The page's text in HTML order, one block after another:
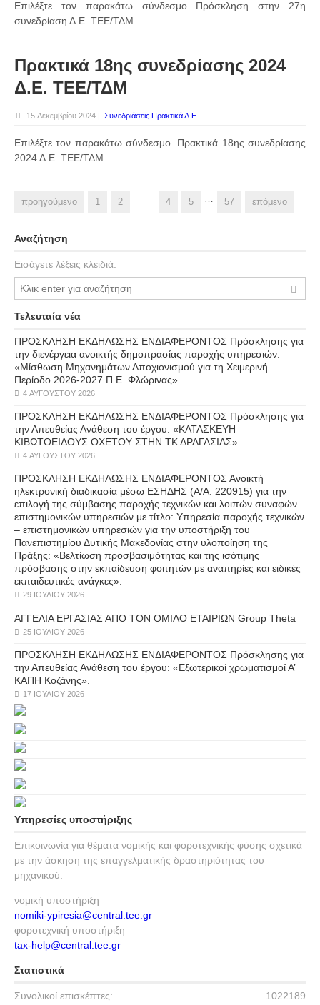
Επιλέξτε τον παρακάτω σύνδεσμο Πρόσκληση στην 27η
συνεδρίαση Δ.Ε. ΤΕΕ/ΤΔΜ
Πρακτικά 18ης συνεδρίασης 2024
Δ.Ε. ΤΕΕ/ΤΔΜ
15 Δεκεμβρίου 2024 | Συνεδριάσεις Πρακτικά Δ.Ε.
Επιλέξτε τον παρακάτω σύνδεσμο. Πρακτικά 18ης συνεδρίασης
2024 Δ.Ε. ΤΕΕ/ΤΔΜ
προηγούμενο 1 2 4 5 57 επόμενο
Αναζήτηση
Εισάγετε λέξεις κλειδιά:
Τελευταία νέα
ΠΡΟΣΚΛΗΣΗ ΕΚΔΗΛΩΣΗΣ ΕΝΔΙΑΦΕΡΟΝΤΟΣ Πρόσκλησης για
την διενέργεια ανοικτής δημοπρασίας παροχής υπηρεσιών:
«Μίσθωση Μηχανημάτων Αποχιονισμού για τη Χειμερινή
Περίοδο 2026-2027 Π.Ε. Φλώρινας».
4 ΑΥΓΟΎΣΤΟΥ 2026
ΠΡΟΣΚΛΗΣΗ ΕΚΔΗΛΩΣΗΣ ΕΝΔΙΑΦΕΡΟΝΤΟΣ Πρόσκλησης για
την Απευθείας Ανάθεση του έργου: «ΚΑΤΑΣΚΕΥΗ
ΚΙΒΩΤΟΕΙΔΟΥΣ ΟΧΕΤΟΥ ΣΤΗΝ ΤΚ ΔΡΑΓΑΣΙΑΣ».
4 ΑΥΓΟΎΣΤΟΥ 2026
ΠΡΟΣΚΛΗΣΗ ΕΚΔΗΛΩΣΗΣ ΕΝΔΙΑΦΕΡΟΝΤΟΣ Ανοικτή
ηλεκτρονική διαδικασία μέσω ΕΣΗΔΗΣ (Α/Α: 220915) για την
επιλογή της σύμβασης παροχής τεχνικών και λοιπών συναφών
επιστημονικών υπηρεσιών με τίτλο: Υπηρεσία παροχής τεχνικών
– επιστημονικών υπηρεσιών για την υποστήριξη του
Πανεπιστημίου Δυτικής Μακεδονίας στην υλοποίηση της
Πράξης: «Βελτίωση προσβασιμότητας και της ισότιμης
πρόσβασης στην εκπαίδευση φοιτητών με αναπηρίες και ειδικές
εκπαιδευτικές ανάγκες».
29 ΙΟΥΛΊΟΥ 2026
ΑΓΓΕΛΙΑ ΕΡΓΑΣΙΑΣ ΑΠΟ ΤΟΝ ΟΜΙΛΟ ΕΤΑΙΡΙΩΝ Group Theta
25 ΙΟΥΛΊΟΥ 2026
ΠΡΟΣΚΛΗΣΗ ΕΚΔΗΛΩΣΗΣ ΕΝΔΙΑΦΕΡΟΝΤΟΣ Πρόσκλησης για
την Απευθείας Ανάθεση του έργου: «Εξωτερικοί χρωματισμοί Α’
ΚΑΠΗ Κοζάνης».
17 ΙΟΥΛΊΟΥ 2026
Υπηρεσίες υποστήριξης
Επικοινωνία για θέματα νομικής και φοροτεχνικής φύσης σχετικά
με την άσκηση της επαγγελματικής δραστηριότητας του
μηχανικού.
νομική υποστήριξη
nomiki-ypiresia@central.tee.gr
φοροτεχνική υποστήριξη
tax-help@central.tee.gr
Στατιστικά
1022189
Συνολικοί επισκέπτες: